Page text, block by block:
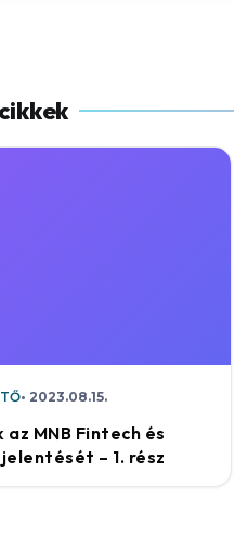
2023.08.15.
MNB Fintech és
– 1. rész